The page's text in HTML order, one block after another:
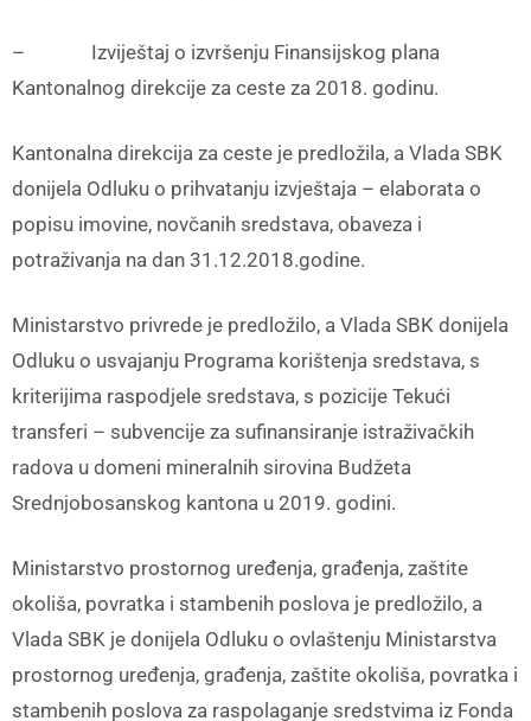
– Izviještaj o izvršenju Finansijskog plana
Kantonalnog direkcije za ceste za 2018. godinu.
Kantonalna direkcija za ceste je predložila, a Vlada SBK
donijela Odluku o prihvatanju izvještaja – elaborata o
popisu imovine, novčanih sredstava, obaveza i
potraživanja na dan 31.12.2018.godine.
Ministarstvo privrede je predložilo, a Vlada SBK donijela
Odluku o usvajanju Programa korištenja sredstava, s
kriterijima raspodjele sredstava, s pozicije Tekući
transferi – subvencije za sufinansiranje istraživačkih
radova u domeni mineralnih sirovina Budžeta
Srednjobosanskog kantona u 2019. godini.
Ministarstvo prostornog uređenja, građenja, zaštite
okoliša, povratka i stambenih poslova je predložilo, a
Vlada SBK je donijela Odluku o ovlaštenju Ministarstva
prostornog uređenja, građenja, zaštite okoliša, povratka i
stambenih poslova za raspolaganje sredstvima iz Fonda